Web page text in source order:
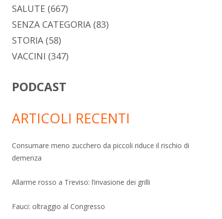
SALUTE (667)
SENZA CATEGORIA(83)
STORIA(58)
VACCINI (347)
PODCAST
ARTICOLI RECENTI
Consumare meno zucchero da piccoli riduce il rischio di
demenza
Allarme rosso a Treviso: l’invasione dei grilli
Fauci: oltraggio al Congresso